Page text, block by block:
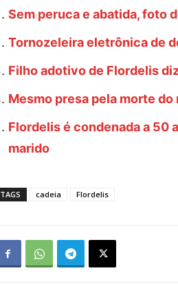
Sem peruca e abatida, foto
Tornozeleira eletrônica de
Filho adotivo de Flordelis
Mesmo presa pela morte
Flordelis é condenada a 50
marido
TAGS cadeia Flordelis